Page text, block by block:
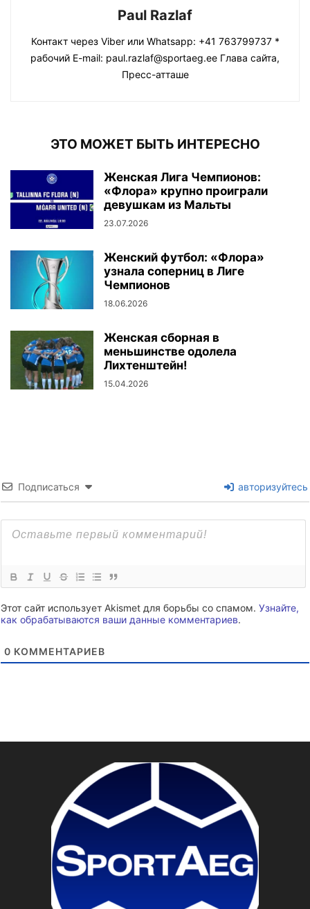
Paul Razlaf
Контакт через Viber или Whatsapp: +41 763799737 *
рабочий E-mail: paul.razlaf@sportaeg.ee Глава сайта,
Пресс-атташе
ЭТО МОЖЕТ БЫТЬ ИНТЕРЕСНО
Женская Лига Чемпионов:
«Флора» крупно проиграли
девушкам из Мальты
23.07.2026
Женский футбол: «Флора»
узнала соперниц в Лиге
Чемпионов
18.06.2026
Женская сборная в
меньшинстве одолела
Лихтенштейн!
15.04.2026
Подписаться авторизуйтесь
Этот сайт использует Akismet для борьбы со спамом. Узнайте,
как обрабатываются ваши данные комментариев.
0 КОММЕНТАРИЕВ